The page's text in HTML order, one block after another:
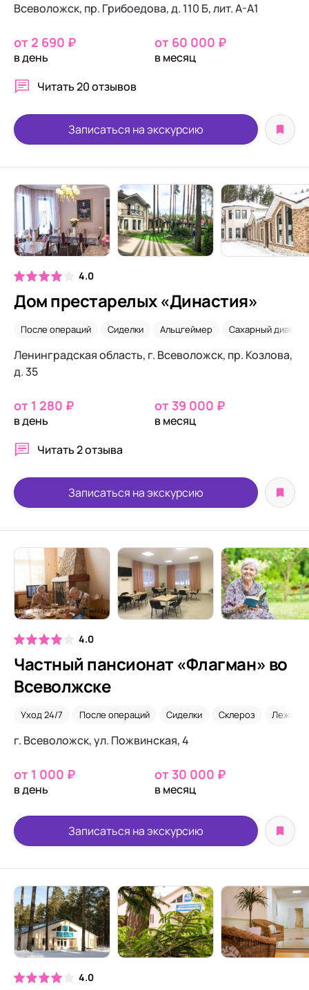
Всеволожск, пр. Грибоедова, д. 110 Б, лит. А-А1
от 2 690 ₽
в день
от 60 000 ₽
в месяц
Читать20 отзывов
Записаться на экскурсию
4.0
Дом престарелых «Династия»
После операций Сиделки Альцгеймер Сахарный диабет
Ленинградская область, г. Всеволожск, пр. Козлова,
д. 35
от 1 280 ₽
в день
от 39 000 ₽
в месяц
Читать2 отзыва
Записаться на экскурсию
4.0
Частный пансионат «Флагман» во
Всеволжске
Уход 24/7 После операций Сиделки Склероз Лежачие
г. Всеволожск, ул. Пожвинская, 4
от 1 000 ₽
в день
от 30 000 ₽
в месяц
Записаться на экскурсию
4.0